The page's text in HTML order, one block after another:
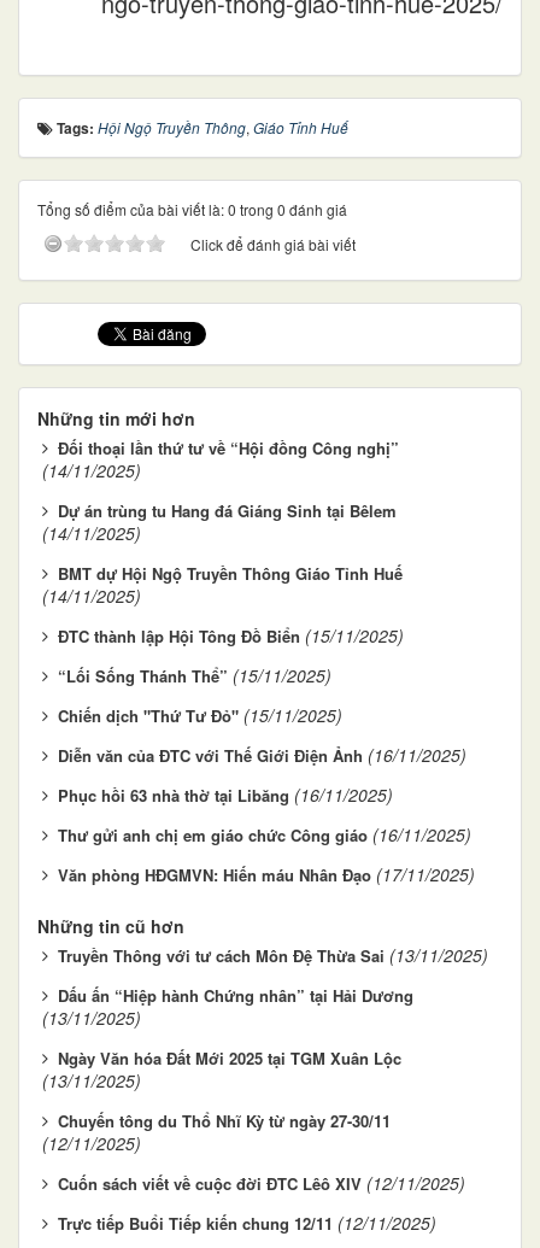
Tags: Hội Ngộ Truyền Thông, Giáo Tỉnh Huế
Tổng số điểm của bài viết là: 0 trong 0 đánh giá
Click để đánh giá bài viết
Những tin mới hơn
Đối thoại lần thứ tư về “Hội đồng Công nghị”
(14/11/2025)
Dự án trùng tu Hang đá Giáng Sinh tại Bêlem
(14/11/2025)
BMT dự Hội Ngộ Truyền Thông Giáo Tỉnh Huế
(14/11/2025)
ĐTC thành lập Hội Tông Đồ Biển (15/11/2025)
“Lối Sống Thánh Thể” (15/11/2025)
Chiến dịch "Thứ Tư Đỏ" (15/11/2025)
Diễn văn của ĐTC với Thế Giới Điện Ảnh (16/11/2025)
Phục hồi 63 nhà thờ tại Libăng (16/11/2025)
Thư gửi anh chị em giáo chức Công giáo (16/11/2025)
Văn phòng HĐGMVN: Hiến máu Nhân Đạo (17/11/2025)
Những tin cũ hơn
Truyền Thông với tư cách Môn Đệ Thừa Sai (13/11/2025)
Dấu ấn “Hiệp hành Chứng nhân” tại Hải Dương
(13/11/2025)
Ngày Văn hóa Đất Mới 2025 tại TGM Xuân Lộc
(13/11/2025)
Chuyến tông du Thổ Nhĩ Kỳ từ ngày 27-30/11
(12/11/2025)
Cuốn sách viết về cuộc đời ĐTC Lêô XIV (12/11/2025)
Trực tiếp Buổi Tiếp kiến chung 12/11 (12/11/2025)